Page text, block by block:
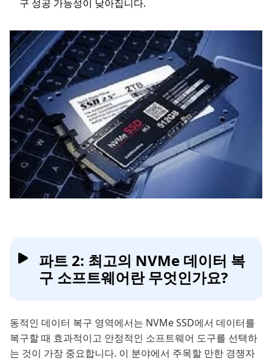
구 성공 가능성이 낮아집니다.
파트 2: 최고의 NVMe 데이터 복
구 소프트웨어란 무엇인가요?
동적인 데이터 복구 영역에서는 NVMe SSD에서 데이터를
복구할 때 효과적이고 안정적인 소프트웨어 도구를 선택하
는 것이 가장 중요합니다. 이 분야에서 주목할 만한 경쟁자